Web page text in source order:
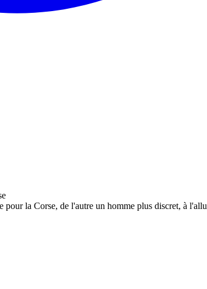
la Corse, de l'autre un homme plus discret, à